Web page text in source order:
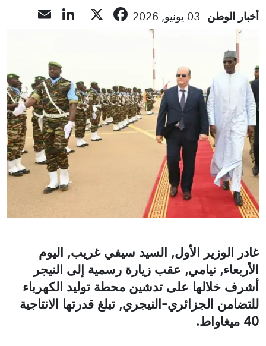
أخبار الوطن 03 يونيو, 2026 Facebook
غادر الوزير الأول, السيد سيفي غريب, اليوم
الأربعاء, نيامي, عقب زيارة رسمية إلى النيجر
أشرف خلالها على تدشين محطة توليد الكهرباء
للتضامن الجزائري-النيجري, تبلغ قدرتها الانتاجية
40 ميغاواط.